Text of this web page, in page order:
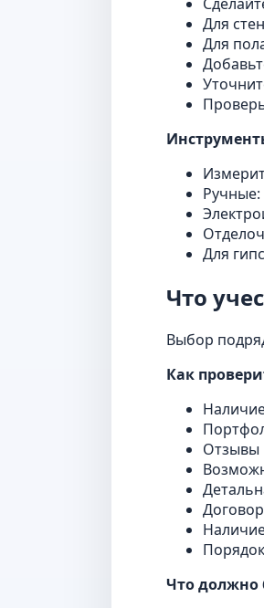
Для
Для
Ручные:
Для
Что
Выбор
Как
Отзывы
Что должно